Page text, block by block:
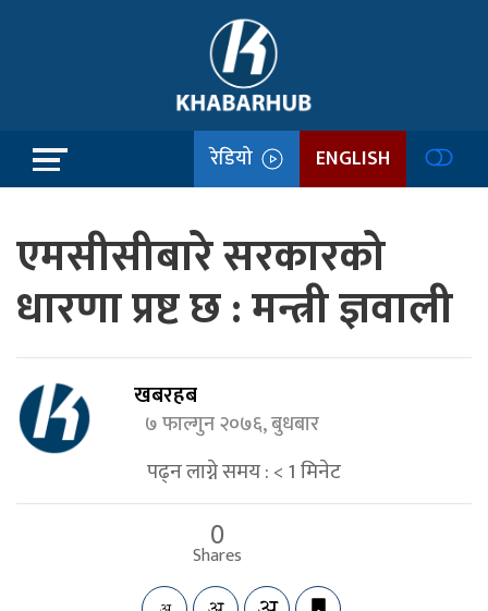
रेडियो ENGLISH
एमसीसीबारे सरकारको
धारणा प्रष्ट छ : मन्त्री ज्ञवाली
खबरहब
७ फाल्गुन २०७६, बुधबार
पढ्न लाग्ने समय :< 1मिनेट
0
Shares